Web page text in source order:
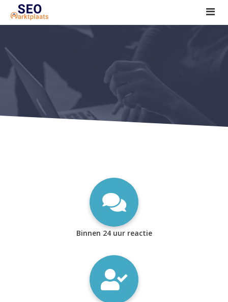
SEO tools reviews
Marketeer bij jou in de buurt?
Offerte
1. Seo voor beginners +
2. Onderzoeken +
Binnen 24 uur reactie